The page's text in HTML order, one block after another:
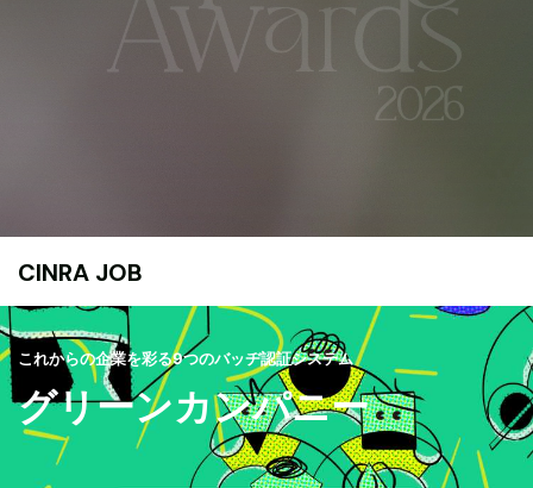
CINRA JOB
これからの企業を彩る9つのバッヂ認証システム
グリーンカンパニー